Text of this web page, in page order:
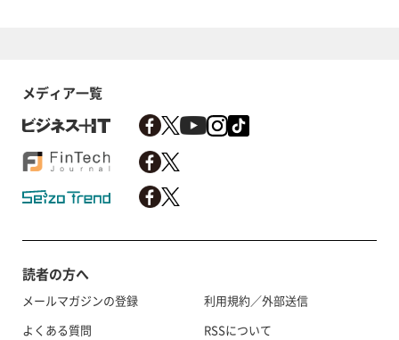
メディア一覧
読者の方へ
メールマガジンの登録
よくある質問
利用規約／外部送信
RSSについて